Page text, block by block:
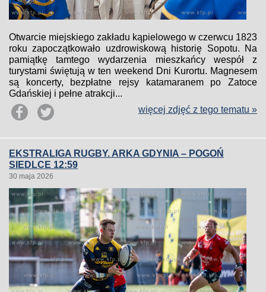
Otwarcie miejskiego zakładu kąpielowego w czerwcu 1823
roku zapoczątkowało uzdrowiskową historię Sopotu. Na
pamiątkę tamtego wydarzenia mieszkańcy wespół z
turystami świętują w ten weekend Dni Kurortu. Magnesem
są koncerty, bezpłatne rejsy katamaranem po Zatoce
Gdańskiej i pełne atrakcji...
więcej zdjęć z tego tematu »
EKSTRALIGA RUGBY. ARKA GDYNIA – POGOŃ
SIEDLCE 12:59
30 maja 2026